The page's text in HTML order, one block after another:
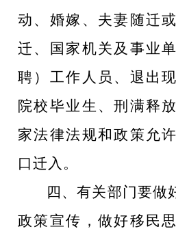
动、婚嫁、夫妻随迁
迁、国家机关及事业
聘）工作人员、退出
院校毕业生、刑满释
家法律法规和政策允
口迁入。
四、有关部门要做
政策宣传，做好移民